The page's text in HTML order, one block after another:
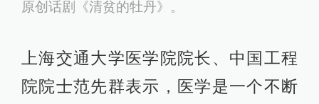
原创话剧《清贫的牡丹》。
上海交通大学医学院院长、中国工程
院院士范先群表示，医学是一个不断